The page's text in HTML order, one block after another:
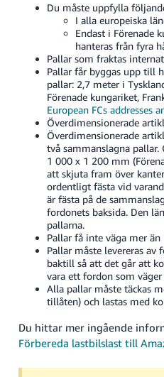
Du måste uppfylla
I alla europeiska
Endast i Förenade
hanteras från fyra
Pallar som fraktas
Pallar får byggas upp till
pallar: 2,7 meter i
Förenade kungariket,
European FCs addresses
Överdimensionerade
Överdimensionerade
två sammanslagna
1 000 x 1 200 mm
att skjuta fram över
ordentligt fästa vid
är fästa på de
fordonets baksida. Den
pallarna.
Pallar få inte väga mer
Pallar måste levereras av
baktill så att det går att
vara ett fordon som
Alla pallar måste täckas
tillåten) och lastas med
Du hittar mer ingående
Förbereda lastbilslast till